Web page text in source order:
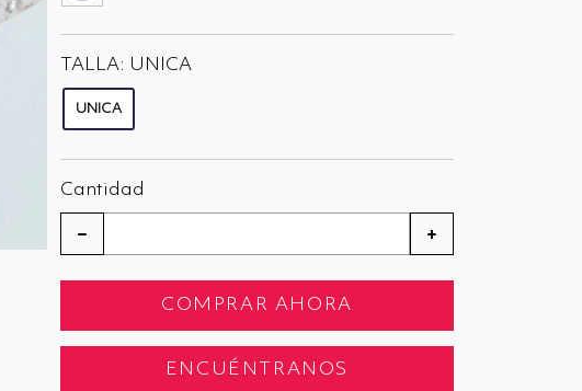
TALLA: UNICA
UNICA
Cantidad
− +
COMPRAR AHORA
ENCUÉNTRANOS